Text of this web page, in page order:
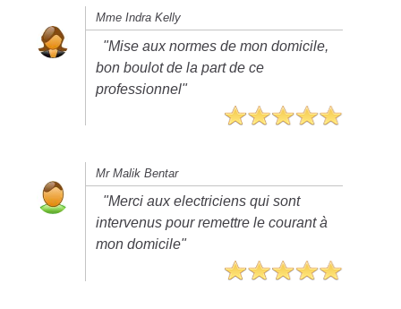
Mme Indra Kelly
"Mise aux normes de mon domicile,
bon boulot de la part de ce
professionnel"
Mr Malik Bentar
"Merci aux electriciens qui sont
intervenus pour remettre le courant à
mon domicile"